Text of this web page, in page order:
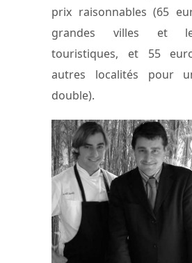
prix raisonnables (65
grandes villes et
touristiques, et 55
autres localités pour
double).